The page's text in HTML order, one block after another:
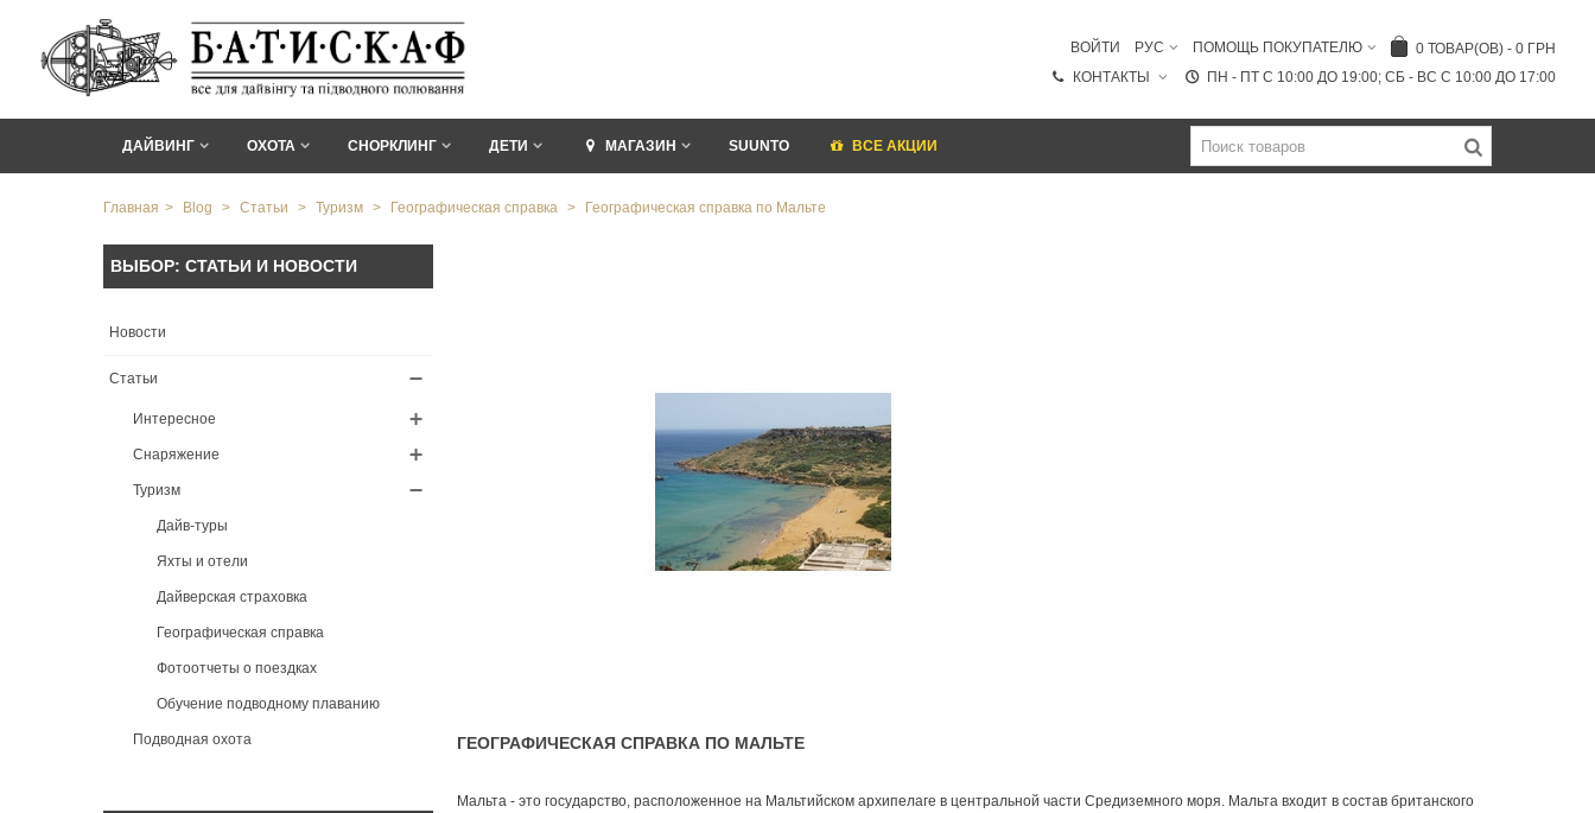
0 ТОВАР(ОВ) - 0 ГРН
ПОМОЩЬ ПОКУПАТЕЛЮ
РУС
ВОЙТИ
ПН - ПТ C 10:00 ДО 19:00; СБ - ВС С 10:00 ДО 17:00
КОНТАКТЫ
ДАЙВИНГ ОХОТА СНОРКЛИНГ ДЕТИ МАГАЗИН SUUNTO ВСЕ АКЦИИ
Главная > Blog > Статьи > Туризм > Географическая справка > Географическая справка по Мальте
ВЫБОР: СТАТЬИ И НОВОСТИ
Новости
Статьи
Интересное
Снаряжение
Туризм
Дайв-туры
Яхты и отели
Дайверская страховка
Географическая справка
Фотоотчеты о поездках
Обучение подводному плаванию
Подводная охота ГЕОГРАФИЧЕСКАЯ СПРАВКА ПО МАЛЬТЕ
Мальта - это государство, расположенное на Мальтийском архипелаге в центральной части Средиземного моря. Мальта входит в состав британского